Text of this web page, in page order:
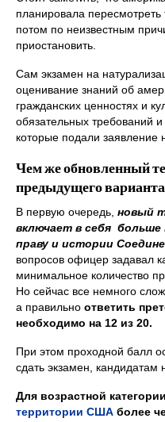
планировала
потом по неизвестным
приостановить.
Сам экзамен на
оценивание знаний об
гражданских ценностях и
обязательных требований
которые подали заявление
Чем же обновленный
предыдущего
В первую очередь, новый
включает в себя больше
праву и истории
вопросов офицер задавал
минимальное количество
Но сейчас все немного
а правильно ответить
необходимо на 12 из 20.
При этом проходной балл
сдать экзамен, кандидатам
Для возрастной
территории США более